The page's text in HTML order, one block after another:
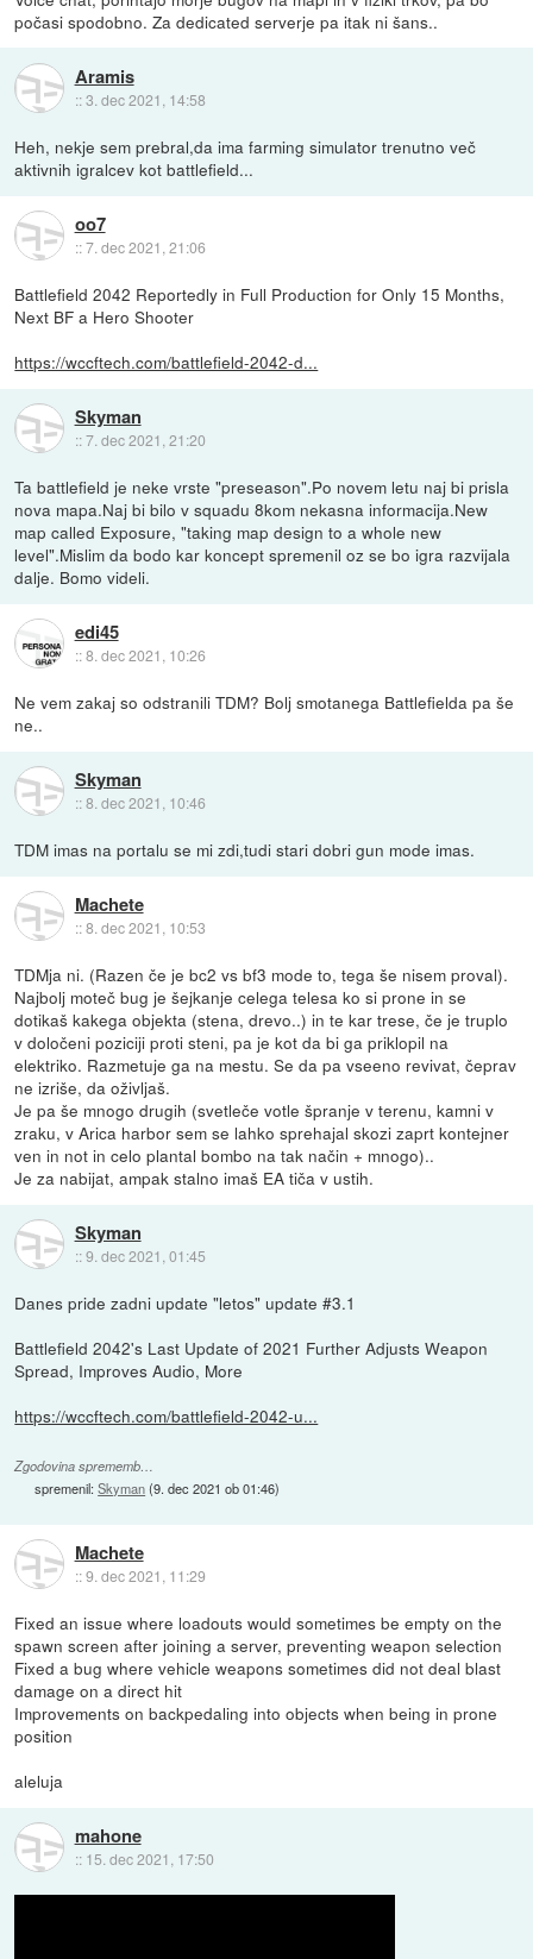
počasi spodobno. Za dedicated serverje pa itak ni šans..
Aramis
::3. dec 2021, 14:58
Heh, nekje sem prebral,da ima farming simulator trenutno več
aktivnih igralcev kot battlefield...
oo7
::7. dec 2021, 21:06
Battlefield 2042 Reportedly in Full Production for Only 15 Months,
Next BF a Hero Shooter
https://wccftech.com/battlefield-2042-d...
Skyman
::7. dec 2021, 21:20
Ta battlefield je neke vrste "preseason".Po novem letu naj bi prisla
nova mapa.Naj bi bilo v squadu 8kom nekasna informacija.New
map called Exposure, "taking map design to a whole new
level".Mislim da bodo kar koncept spremenil oz se bo igra razvijala
dalje. Bomo videli.
edi45
::8. dec 2021, 10:26
Ne vem zakaj so odstranili TDM? Bolj smotanega Battlefielda pa še
ne..
Skyman
::8. dec 2021, 10:46
TDM imas na portalu se mi zdi,tudi stari dobri gun mode imas.
Machete
::8. dec 2021, 10:53
TDMja ni. (Razen če je bc2 vs bf3 mode to, tega še nisem proval).
Najbolj moteč bug je šejkanje celega telesa ko si prone in se
dotikaš kakega objekta (stena, drevo..) in te kar trese, če je truplo
v določeni poziciji proti steni, pa je kot da bi ga priklopil na
elektriko. Razmetuje ga na mestu. Se da pa vseeno revivat, čeprav
ne izriše, da oživljaš.
Je pa še mnogo drugih (svetleče votle špranje v terenu, kamni v
zraku, v Arica harbor sem se lahko sprehajal skozi zaprt kontejner
ven in not in celo plantal bombo na tak način + mnogo)..
Je za nabijat, ampak stalno imaš EA tiča v ustih.
Skyman
::9. dec 2021, 01:45
Danes pride zadni update "letos" update #3.1
Battlefield 2042's Last Update of 2021 Further Adjusts Weapon
Spread, Improves Audio, More
https://wccftech.com/battlefield-2042-u...
Zgodovina sprememb…
spremenil:Skyman(9. dec 2021 ob 01:46)
Machete
::9. dec 2021, 11:29
Fixed an issue where loadouts would sometimes be empty on the
spawn screen after joining a server, preventing weapon selection
Fixed a bug where vehicle weapons sometimes did not deal blast
damage on a direct hit
Improvements on backpedaling into objects when being in prone
position
aleluja
mahone
:: 15. dec 2021, 17:50